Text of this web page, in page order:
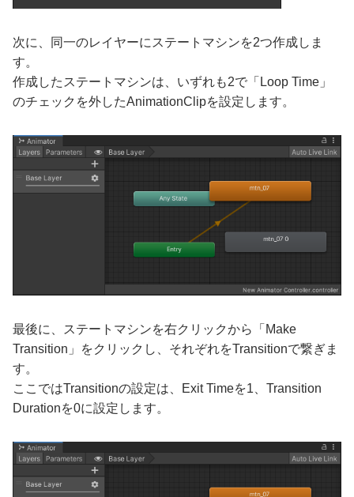
次に、同一のレイヤーにステートマシンを2つ作成しま
す。
作成したステートマシンは、いずれも2で「Loop Time」
のチェックを外したAnimationClipを設定します。
最後に、ステートマシンを右クリックから「Make
Transition」をクリックし、それぞれをTransitionで繋ぎま
す。
ここではTransitionの設定は、Exit Timeを1、Transition
Durationを0に設定します。